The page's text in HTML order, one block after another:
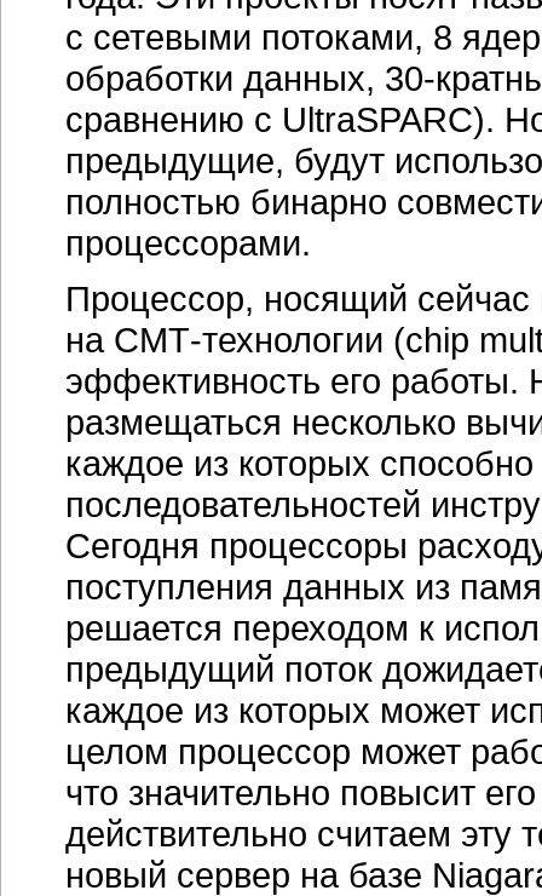
с сетевыми потоками, 8
обработки данных, 30-
сравнению с UltraSPARC).
предыдущие, будут
полностью бинарно
процессорами.
Процессор, носящий сейчас
на СМТ-технологии (chip
эффективность его работы.
размещаться несколько
каждое из которых
последовательностей
Сегодня процессоры
поступления данных из
решается переходом к
предыдущий поток
каждое из которых может
целом процессор может
что значительно повысит
действительно считаем
новый сервер на базе